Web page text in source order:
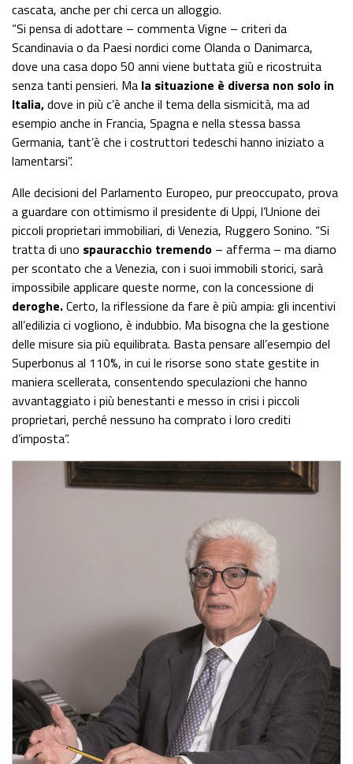
cascata, anche per chi cerca un alloggio.
“Si pensa di adottare – commenta Vigne – criteri da
Scandinavia o da Paesi nordici come Olanda o Danimarca,
dove una casa dopo 50 anni viene buttata giù e ricostruita
senza tanti pensieri. Ma la situazione è diversa non solo in
Italia,dove in più c’è anche il tema della sismicità, ma ad
esempio anche in Francia, Spagna e nella stessa bassa
Germania, tant’è che i costruttori tedeschi hanno iniziato a
lamentarsi”.
Alle decisioni del Parlamento Europeo, pur preoccupato, prova
a guardare con ottimismo il presidente di Uppi, l’Unione dei
piccoli proprietari immobiliari, di Venezia, Ruggero Sonino. “Si
tratta di uno spauracchio tremendo – afferma – ma diamo
per scontato che a Venezia, con i suoi immobili storici, sarà
impossibile applicare queste norme, con la concessione di
deroghe.Certo, la riflessione da fare è più ampia: gli incentivi
all’edilizia ci vogliono, è indubbio. Ma bisogna che la gestione
delle misure sia più equilibrata. Basta pensare all’esempio del
Superbonus al 110%, in cui le risorse sono state gestite in
maniera scellerata, consentendo speculazioni che hanno
avvantaggiato i più benestanti e messo in crisi i piccoli
proprietari, perché nessuno ha comprato i loro crediti
d’imposta”.